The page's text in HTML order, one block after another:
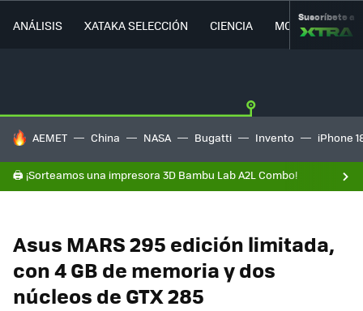
ANÁLISIS XATAKA SELECCIÓN CIENCIA MOVILIDAD
Suscríbete a
HOY SE HABLA DE
AEMET China NASA Bugatti Invento iPhone
🖨️ ¡Sorteamos una impresora 3D Bambu Lab A2L Combo!
Asus MARS 295 edición limitada,
con 4 GB de memoria y dos
núcleos de GTX 285